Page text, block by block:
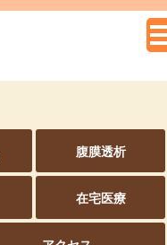
腹膜透析
在宅医療